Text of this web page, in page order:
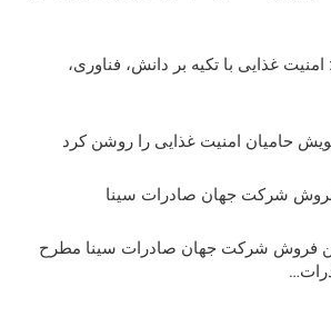
غذایی با تکیه بر دانش، فناوری،
حامیان امنیت غذایی را روشن کرد
شرکت جهان صادرات سینا
فروش شرکت جهان صادرات سینا مطرح